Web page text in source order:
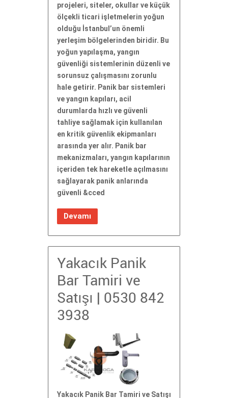
projeleri, siteler, okullar ve küçük
ölçekli ticari işletmelerin yoğun
olduğu İstanbul’un önemli
yerleşim bölgelerinden biridir. Bu
yoğun yapılaşma, yangın
güvenliği sistemlerinin düzenli ve
sorunsuz çalışmasını zorunlu
hale getirir. Panik bar sistemleri
ve yangın kapıları, acil
durumlarda hızlı ve güvenli
tahliye sağlamak için kullanılan
en kritik güvenlik ekipmanları
arasında yer alır. Panik bar
mekanizmaları, yangın kapılarının
içeriden tek hareketle açılmasını
sağlayarak panik anlarında
güvenli &cced
Devamı
Yakacık Panik
Bar Tamiri ve
Satışı | 0530 842
3938
Yakacık Panik Bar Tamiri ve Satışı